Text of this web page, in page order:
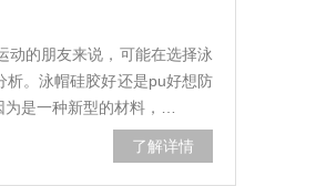
动的朋友来说，可能在选择泳
析。泳帽硅胶好还是pu好想防
是一种新型的材料，…
了解详情